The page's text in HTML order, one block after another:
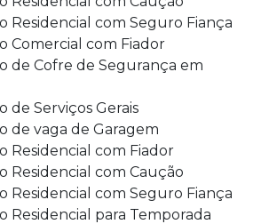
Residencial com Seguro Fiança
Comercial com Fiador
de Cofre de Segurança em
de Serviços Gerais
de vaga de Garagem
Residencial com Fiador
Residencial com Caução
Residencial com Seguro Fiança
Residencial para Temporada